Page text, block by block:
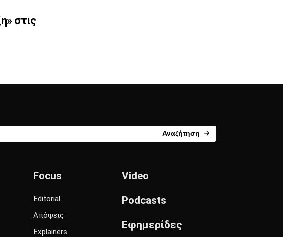
στις
Αναζήτηση
Focus
Editorial
Απόψεις
Explainers
Video
Podcasts
Εφημερίδες